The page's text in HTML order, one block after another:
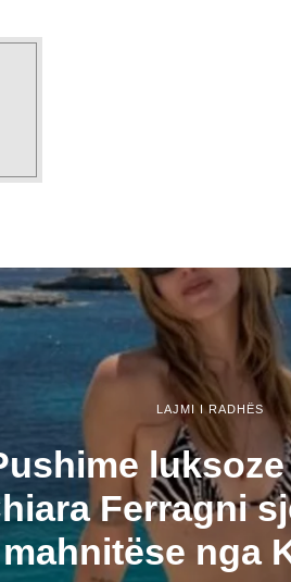
LAJMI I RADHËS
Ferragni
mahnitëse nga